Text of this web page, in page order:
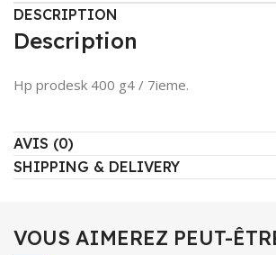
DESCRIPTION
Description
Hp prodesk 400 g4 / 7ieme.
AVIS (0)
SHIPPING & DELIVERY
VOUS AIMEREZ PEUT-